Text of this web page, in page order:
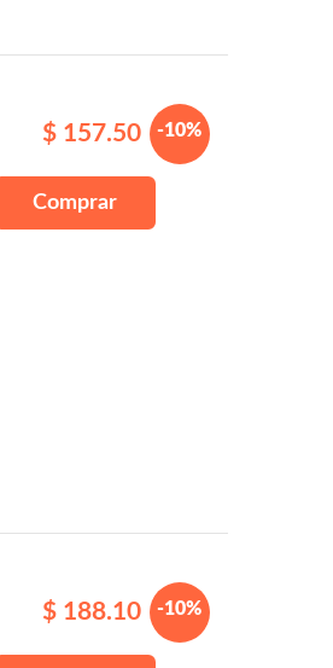
$ 157.50 -10%
Comprar
$ 188.10 -10%